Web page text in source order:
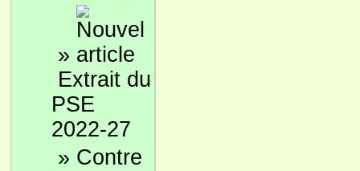
»
Extrait du
PSE
2022-27
» Contre